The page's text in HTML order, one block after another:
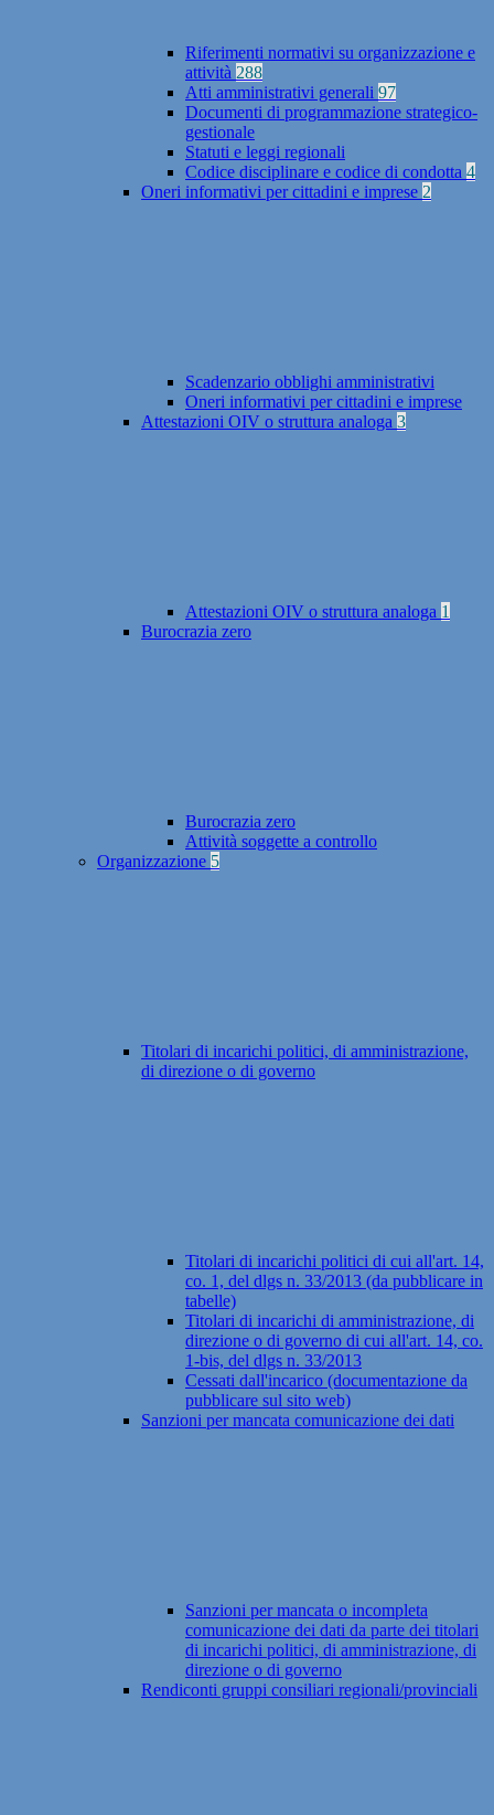
Riferimenti normativi su organizzazione e
attività 288
Atti amministrativi generali 97
Documenti di programmazione strategico-
gestionale
Statuti e leggi regionali
Codice disciplinare e codice di condotta 4
Oneri informativi per cittadini e imprese 2
Scadenzario obblighi amministrativi
Oneri informativi per cittadini e imprese
Attestazioni OIV o struttura analoga 3
Attestazioni OIV o struttura analoga 1
Burocrazia zero
Burocrazia zero
Attività soggette a controllo
Organizzazione 5
Titolari di incarichi politici, di amministrazione,
di direzione o di governo
Titolari di incarichi politici di cui all'art. 14,
co. 1, del dlgs n. 33/2013 (da pubblicare in
tabelle)
Titolari di incarichi di amministrazione, di
direzione o di governo di cui all'art. 14, co.
1-bis, del dlgs n. 33/2013
Cessati dall'incarico (documentazione da
pubblicare sul sito web)
Sanzioni per mancata comunicazione dei dati
Sanzioni per mancata o incompleta
comunicazione dei dati da parte dei titolari
di incarichi politici, di amministrazione, di
direzione o di governo
Rendiconti gruppi consiliari regionali/provinciali